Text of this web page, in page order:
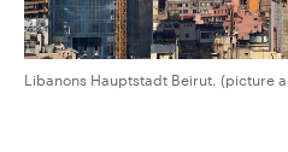
Libanons Hauptstadt Beirut. (picture